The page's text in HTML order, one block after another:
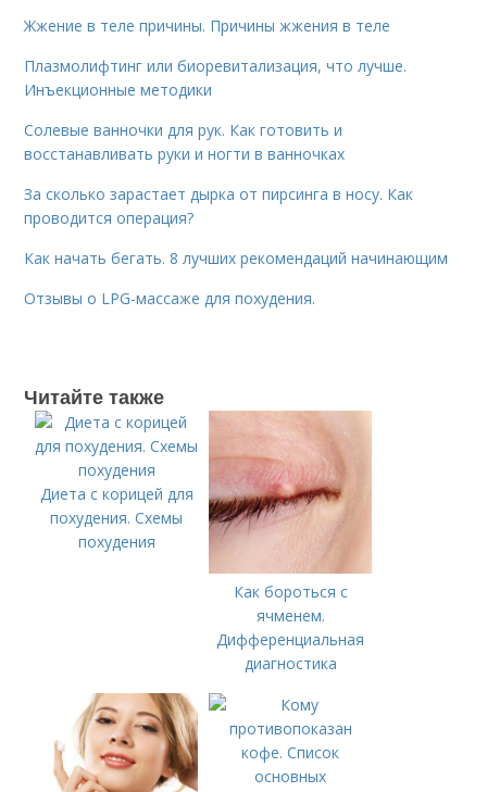
Жжение в теле причины. Причины жжения в теле
Плазмолифтинг или биоревитализация, что лучше.
Инъекционные методики
Солевые ванночки для рук. Как готовить и
восстанавливать руки и ногти в ванночках
За сколько зарастает дырка от пирсинга в носу. Как
проводится операция?
Как начать бегать. 8 лучших рекомендаций начинающим
Отзывы о LPG-массаже для похудения.
Читайте также
Диета с корицей для
похудения. Схемы
похудения
Как бороться с
ячменем.
Дифференциальная
диагностика